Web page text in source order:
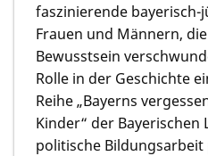
faszinierende
Frauen und Männern,
Bewusstsein
Rolle in der Geschichte
Reihe „Bayerns
Kinder“ der
politische